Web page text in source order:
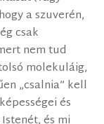
a szuverén,
csak
nem tud
molekuláig,
„csalnia” kell
és